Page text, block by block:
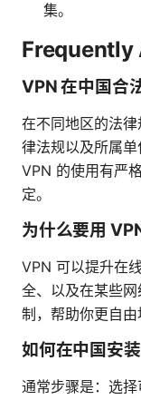
集。
Frequently
VPN 在中国合
在不同地区的法
律法规以及所属
VPN 的使用有严
定。
为什么要用
VPN 可以提升在
全、以及在某些
制，帮助你更自由
如何在中国安装
通常步骤是：选